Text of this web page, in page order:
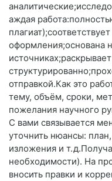
аждая
оформления;основана
отправкой.Как это
тему, объём, сроки,
пожелания научного
С вами связывается
уточнить нюансы:
изложения и т.
необходимости). На
вносить правки и